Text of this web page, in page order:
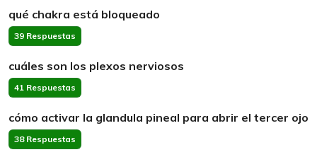
qué chakra está bloqueado
39 Respuestas
cuáles son los plexos nerviosos
41 Respuestas
cómo activar la glandula pineal para abrir el tercer ojo
38 Respuestas